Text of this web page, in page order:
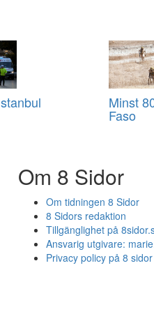
Minst
Faso
Om 8 Sidor
Om tidningen 8 Sidor
8 Sidors redaktion
Tillgänglighet på
Ansvarig utgivare:
Privacy policy på 8 sidor